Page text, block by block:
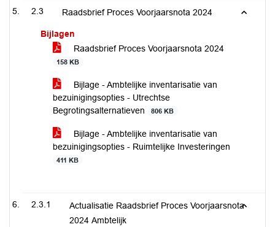
2.3 Raadsbrief Proces Voorjaarsnota 2024
Bijlagen
Raadsbrief Proces Voorjaarsnota 2024
158 KB
Bijlage - Ambtelijke inventarisatie van
bezuinigingsopties - Utrechtse
Begrotingsalternatieven
806 KB
Bijlage - Ambtelijke inventarisatie van
bezuinigingsopties - Ruimtelijke Investeringen
411 KB
2.3.1
Actualisatie Raadsbrief Proces Voorjaarsnota
2024 Ambtelijk